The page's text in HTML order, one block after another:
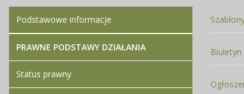
Podstawowe informacje
PRAWNE PODSTAWY DZIAŁANIA
Status prawny